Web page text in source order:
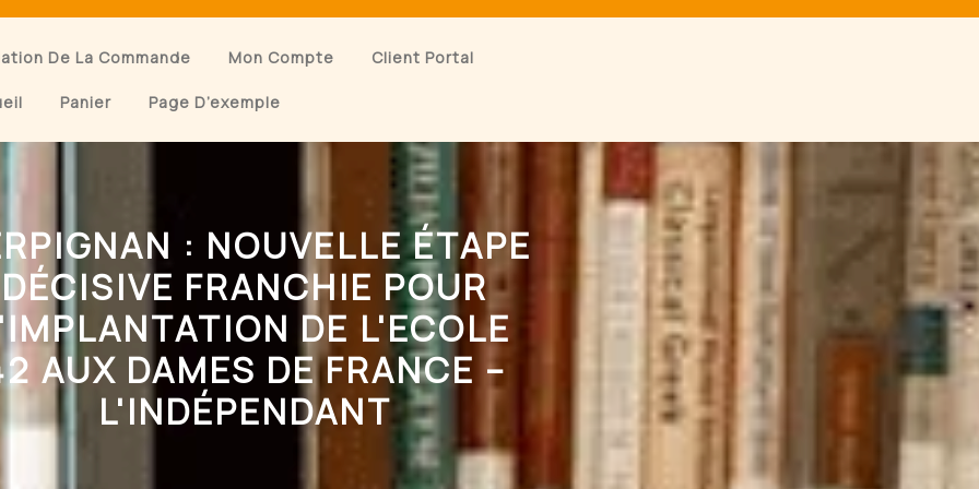
De La Commande Mon Compte Client Portal
Panier Page D’exemple
: NOUVELLE ÉTAPE
DÉCISIVE FRANCHIE POUR
DE L'ECOLE
AUX DAMES DE FRANCE –
L'INDÉPENDANT